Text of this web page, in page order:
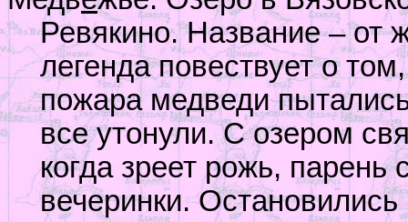
Ревякино. Название – от
легенда повествует о
пожара медведи
все утонули. С озером
когда зреет рожь,
вечеринки.